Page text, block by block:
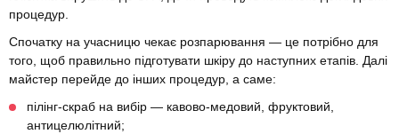
процедур.
Спочатку на учасницю чекає розпарювання — це потрібно для
того, щоб правильно підготувати шкіру до наступних етапів. Далі
майстер перейде до інших процедур, а саме:
пілінг-скраб на вибір — кавово-медовий, фруктовий,
антицелюлітний;